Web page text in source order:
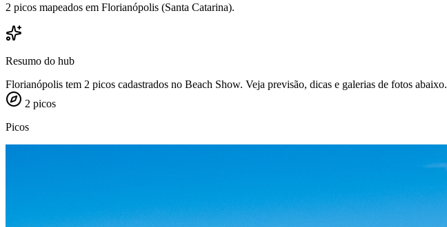
2 picos mapeados em Florianópolis (Santa Catarina).
Resumo do hub
Florianópolis tem 2 picos cadastrados no Beach Show. Veja previsão, dicas e galerias de fotos abaixo.
2 picos
Picos